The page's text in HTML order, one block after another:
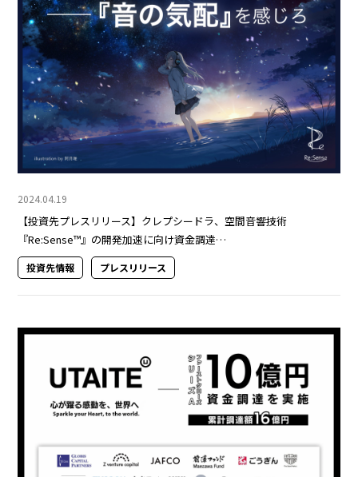
2024.04.19
【投資先プレスリリース】クレプシードラ、空間音響技術
『Re:Sense™』の開発加速に向け資金調達…
投資先情報 プレスリリース